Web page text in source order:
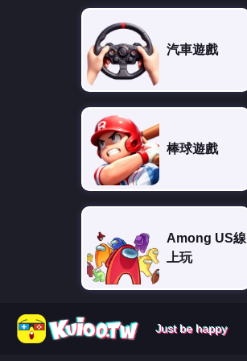
汽車遊戲
棒球遊戲
Among US線
上玩
Just be happy
Just be happy
Just be happy